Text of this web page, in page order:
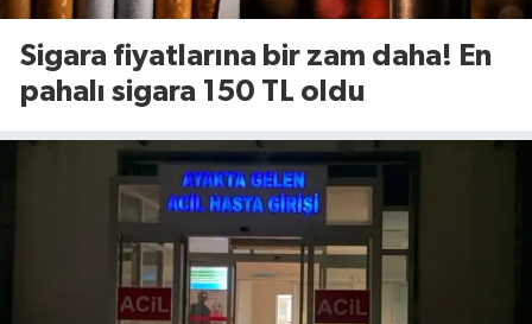
Sigara fiyatlarına bir zam daha! En
pahalı sigara 150 TL oldu